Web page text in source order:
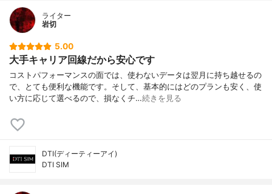
ライター
岩切
5.00
大手キャリア回線だから安心です
コストパフォーマンスの面では、使わないデータは翌月に持ち越せるの
で、とても便利な機能です。そして、基本的にはどのプランも安く、使
い方に応じて選べるので、損なくチ…続きを見る
DTI(ディーティーアイ)
DTI SIM